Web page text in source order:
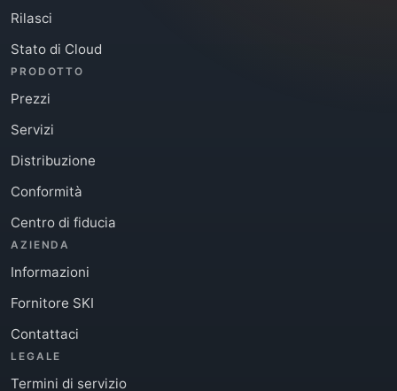
Rilasci
Stato di Cloud
PRODOTTO
Prezzi
Servizi
Distribuzione
Conformità
Centro di fiducia
AZIENDA
Informazioni
Fornitore SKI
Contattaci
LEGALE
Termini di servizio